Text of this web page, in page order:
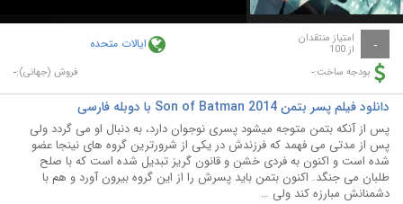
Video
- امتیاز منتقدان
از 100 ایالات متحده
بودجه ساخت:- فروش (جهانی):-
دانلود فیلم پسر بتمن Son of Batman 2014 با دوبله فارسی
پس از آنکه بتمن متوجه میشود پسری نوجوان دارد، به دنبال او می گردد ولی
پس از مدتی می فهمد که فرزندش در یکی از شرورترین گروه های نینجا عضو
شده است و اکنون به فردی خشن و قانون گریز تبدیل شده است که با صلح
طلبان می جنگد. اکنون بتمن باید پسرش را از این گروه بیرون آورد و هم با
دشمنانش مبارزه کند ولی …